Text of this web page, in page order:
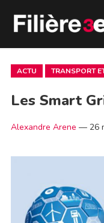
ACTU TRANSPORT
Les Smart
Alexandre Arene — 26